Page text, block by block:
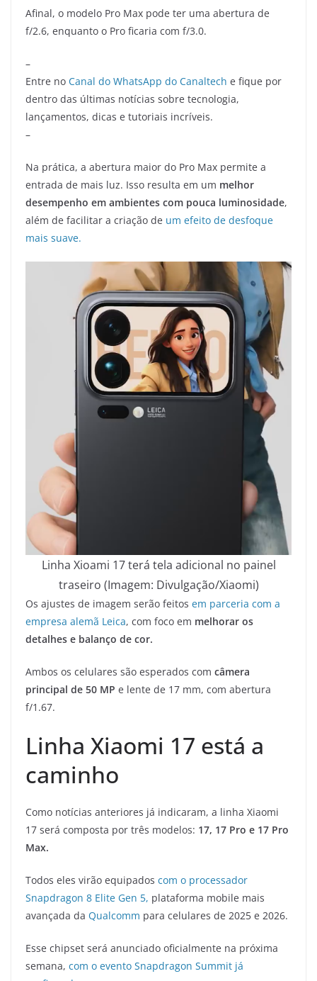
Afinal, o modelo Pro Max pode ter uma abertura de
f/2.6, enquanto o Pro ficaria com f/3.0.
–
Entre no Canal do WhatsApp do Canaltech e fique por
dentro das últimas notícias sobre tecnologia,
lançamentos, dicas e tutoriais incríveis.
–
Na prática, a abertura maior do Pro Max permite a
entrada de mais luz. Isso resulta em um melhor
desempenho em ambientes com pouca luminosidade,
além de facilitar a criação de um efeito de desfoque
mais suave.
Linha Xioami 17 terá tela adicional no painel
traseiro (Imagem: Divulgação/Xiaomi)
Os ajustes de imagem serão feitos em parceria com a
empresa alemã Leica, com foco em melhorar os
detalhes e balanço de cor.
Ambos os celulares são esperados com câmera
principal de 50 MP e lente de 17 mm, com abertura
f/1.67.
Linha Xiaomi 17 está a
caminho
Como notícias anteriores já indicaram, a linha Xiaomi
17 será composta por três modelos: 17, 17 Pro e 17 Pro
Max.
Todos eles virão equipados com o processador
Snapdragon 8 Elite Gen 5, plataforma mobile mais
avançada da Qualcomm para celulares de 2025 e 2026.
Esse chipset será anunciado oficialmente na próxima
semana, com o evento Snapdragon Summit já